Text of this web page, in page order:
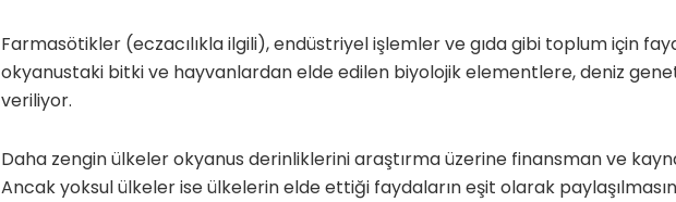
Farmasötikler (eczacılıkla ilgili), endüstriyel işlemler ve gıda gibi toplum için
okyanustaki bitki ve hayvanlardan elde edilen biyolojik elementlere, deniz
veriliyor.
Daha zengin ülkeler okyanus derinliklerini araştırma üzerine finansman ve
Ancak yoksul ülkeler ise ülkelerin elde ettiği faydaların eşit olarak